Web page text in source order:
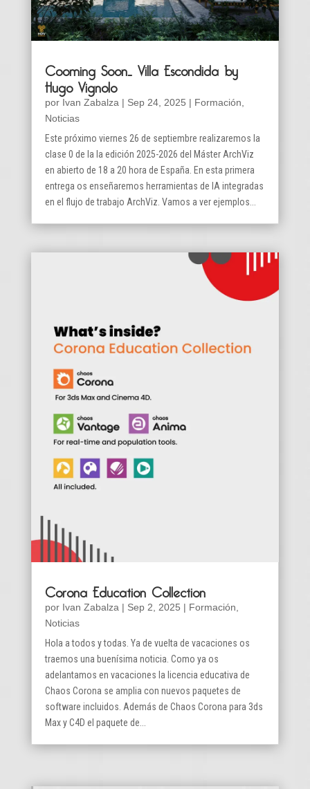
Cooming Soon… Villa Escondida by
Hugo Vignolo
por Ivan Zabalza | Sep 24, 2025 | Formación
Noticias
Este próximo viernes 26 de septiembre realizaremos la
clase 0 de la la edición 2025-2026 del Máster ArchViz
en abierto de 18 a 20 hora de España. En esta primera
entrega os enseñaremos herramientas de IA integradas
en el flujo de trabajo ArchViz. Vamos a ver ejemplos...
Corona Education Collection
por Ivan Zabalza | Sep 2, 2025 | Formación
Noticias
Hola a todos y todas. Ya de vuelta de vacaciones os
traemos una buenísima noticia. Como ya os
adelantamos en vacaciones la licencia educativa de
Chaos Corona se amplia con nuevos paquetes de
software incluidos. Además de Chaos Corona para 3ds
Max y C4D el paquete de...